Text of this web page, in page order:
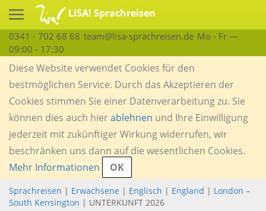
LISA! Sprachreisen
0341 - 702 68 68 team@lisa-sprachreisen.de Mo - Fr —
09:00 - 17:30
Diese Website verwendet Cookies für den
bestmöglichen Service. Durch das Akzeptieren der
Cookies stimmen Sie einer Datenverarbeitung zu. Sie
können dies auch hierablehnen und Ihre Einwilligung
jederzeit mit zukünftiger Wirkung widerrufen, wir
beschränken uns dann auf die wesentlichen Cookies.
Mehr Informationen
OK
Sprachreisen | Erwachsene | Englisch | England | London –
South Kensington | UNTERKUNFT 2026